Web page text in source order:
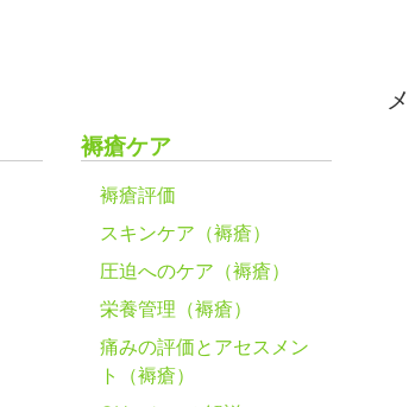
褥瘡ケア
褥瘡評価
スキンケア（褥瘡）
圧迫へのケア（褥瘡）
栄養管理（褥瘡）
痛みの評価とアセスメン
ト（褥瘡）